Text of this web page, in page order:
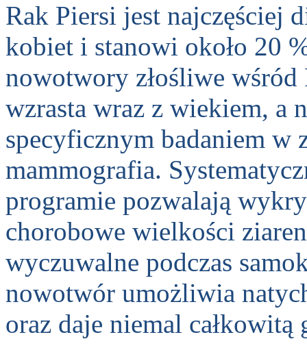
Rak Piersi jest najczęściej
kobiet i stanowi około 20
nowotwory złośliwe
wzrasta wraz z wiekiem, a
specyficznym badaniem w
mammografia.
programie pozwalają
chorobowe wielkości
wyczuwalne podczas
nowotwór umożliwia
oraz daje niemal